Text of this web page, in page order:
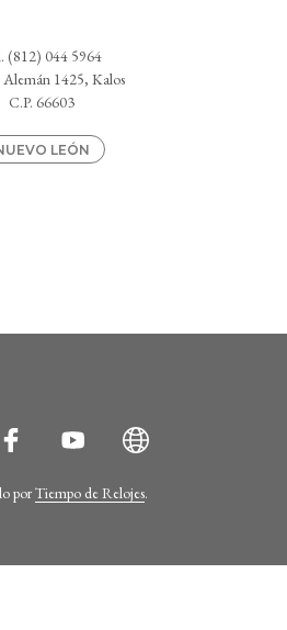
(812) 044 5964
1425, Kalos
C.P. 66603
LEÓN
porTiempo de Relojes.